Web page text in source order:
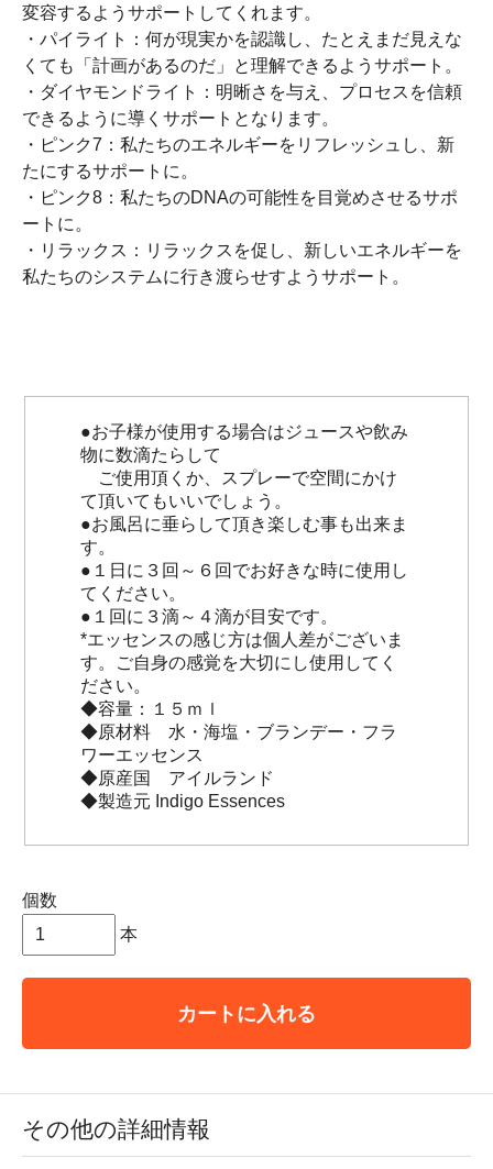
変容するようサポートしてくれます。
・パイライト：何が現実かを認識し、たとえまだ見えな
くても「計画があるのだ」と理解できるようサポート。
・ダイヤモンドライト：明晰さを与え、プロセスを信頼
できるように導くサポートとなります。
・ピンク7：私たちのエネルギーをリフレッシュし、新
たにするサポートに。
・ピンク8：私たちのDNAの可能性を目覚めさせるサポ
ートに。
・リラックス：リラックスを促し、新しいエネルギーを
私たちのシステムに行き渡らせすようサポート。
●お子様が使用する場合はジュースや飲み
物に数滴たらして
ご使用頂くか、スプレーで空間にかけ
て頂いてもいいでしょう。
●お風呂に垂らして頂き楽しむ事も出来ま
す。
●１日に３回～６回でお好きな時に使用し
てください。
●１回に３滴～４滴が目安です。
*エッセンスの感じ方は個人差がございま
す。ご自身の感覚を大切にし使用してく
ださい。
◆容量：１５ｍｌ
◆原材料 水・海塩・ブランデー・フラ
ワーエッセンス
◆原産国 アイルランド
◆製造元 Indigo Essences
個数
本
カートに入れる
その他の詳細情報